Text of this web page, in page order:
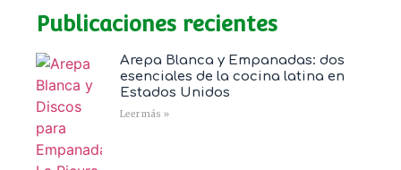
Publicaciones recientes
Arepa Blanca y Empanadas: dos
esenciales de la cocina latina en
Estados Unidos
Leer más »